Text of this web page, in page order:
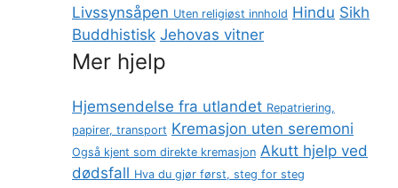
Livssynsåpen Uten religiøst innhold Hindu Sikh
Buddhistisk Jehovas vitner
Mer hjelp
Hjemsendelse fra utlandet Repatriering,
papirer, transport Kremasjon uten seremoni
Også kjent som direkte kremasjon Akutt hjelp ved
dødsfall Hva du gjør først, steg for steg